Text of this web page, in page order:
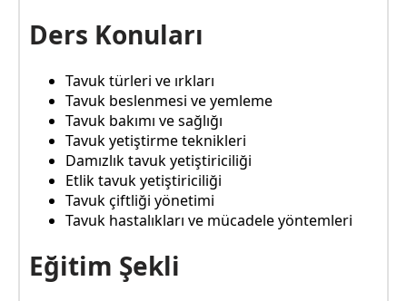
Ders Konuları
Tavuk türleri ve ırkları
Tavuk beslenmesi ve yemleme
Tavuk bakımı ve sağlığı
Tavuk yetiştirme teknikleri
Damızlık tavuk yetiştiriciliği
Etlik tavuk yetiştiriciliği
Tavuk çiftliği yönetimi
Tavuk hastalıkları ve mücadele yöntemleri
Eğitim Şekli